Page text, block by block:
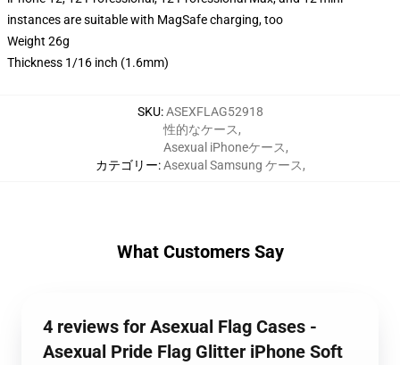
instances are suitable with MagSafe charging, too
Weight 26g
Thickness 1/16 inch (1.6mm)
SKU:ASEXFLAG52918
カテゴリー:
性的なケース,
Asexual iPhoneケース,
Asexual Samsung ケース,
What Customers Say
4 reviews for Asexual Flag Cases -
Asexual Pride Flag Glitter iPhone Soft